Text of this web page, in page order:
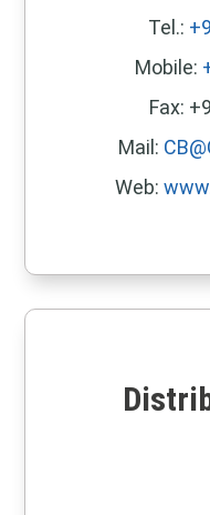
Tel.:
Mobile:
Fax:
Mail:
Web: